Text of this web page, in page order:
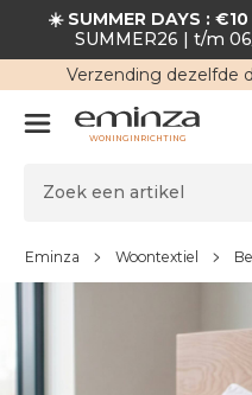
☀️ SUMMER DAYS :
SUMMER26 | t/m
Verzending dezelfde
WONINGINRICHTING
Eminza Woontextiel